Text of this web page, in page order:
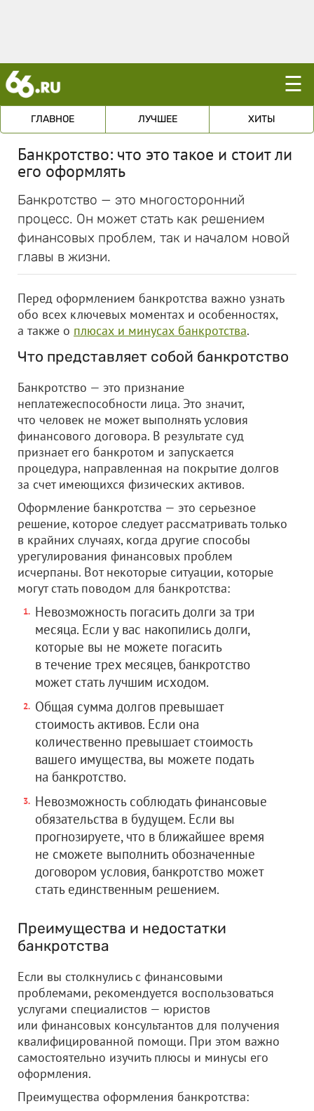
☰
ГЛАВНОЕ ЛУЧШЕЕ ХИТЫ
Банкротство: что это такое и стоит ли
его оформлять
Банкротство — это многосторонний
процесс. Он может стать как решением
финансовых проблем, так и началом новой
главы в жизни.
Перед оформлением банкротства важно узнать
обо всех ключевых моментах и особенностях,
а также о плюсах и минусах банкротства.
Что представляет собой банкротство
Банкротство — это признание
неплатежеспособности лица. Это значит,
что человек не может выполнять условия
финансового договора. В результате суд
признает его банкротом и запускается
процедура, направленная на покрытие долгов
за счет имеющихся физических активов.
Оформление банкротства — это серьезное
решение, которое следует рассматривать только
в крайних случаях, когда другие способы
урегулирования финансовых проблем
исчерпаны. Вот некоторые ситуации, которые
могут стать поводом для банкротства:
Невозможность погасить долги за три
месяца. Если у вас накопились долги,
которые вы не можете погасить
в течение трех месяцев, банкротство
может стать лучшим исходом.
Общая сумма долгов превышает
стоимость активов. Если она
количественно превышает стоимость
вашего имущества, вы можете подать
на банкротство.
Невозможность соблюдать финансовые
обязательства в будущем. Если вы
прогнозируете, что в ближайшее время
не сможете выполнить обозначенные
договором условия, банкротство может
стать единственным решением.
Преимущества и недостатки
банкротства
Если вы столкнулись с финансовыми
проблемами, рекомендуется воспользоваться
услугами специалистов — юристов
или финансовых консультантов для получения
квалифицированной помощи. При этом важно
самостоятельно изучить плюсы и минусы его
оформления.
Преимущества оформления банкротства: